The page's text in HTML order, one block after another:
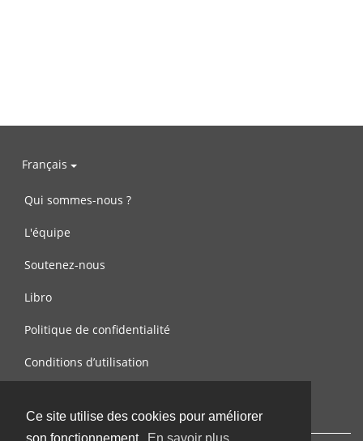
Ce site utilise des cookies pour améliorer
Français
Qui sommes-nous ?
L'équipe
Soutenez-nous
Libro
Politique de confidentialité
Conditions d’utilisation